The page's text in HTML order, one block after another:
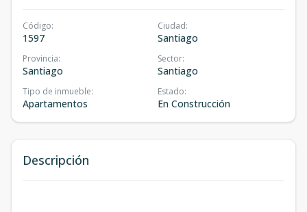
Código:
1597
Ciudad:
Santiago
Provincia:
Santiago
Sector:
Santiago
Tipo de inmueble:
Apartamentos
Estado:
En Construcción
Descripción